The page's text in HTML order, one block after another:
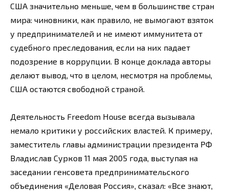
США значительно меньше, чем в большинстве стран
мира: чиновники, как правило, не вымогают взяток
у предпринимателей и не имеют иммунитета от
судебного преследования, если на них падает
подозрение в коррупции. В конце доклада авторы
делают вывод, что в целом, несмотря на проблемы,
США остаются свободной страной.
Деятельность Freedom House всегда вызывала
немало критики у российских властей. К примеру,
заместитель главы администрации президента РФ
Владислав Сурков 11 мая 2005 года, выступая на
заседании генсовета предпринимательского
объединения «Деловая Россия», сказал: «Все знают,